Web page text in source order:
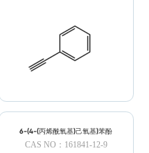
6-(4-(丙烯酰氧基)己氧基)苯酚
CAS NO：161841-12-9